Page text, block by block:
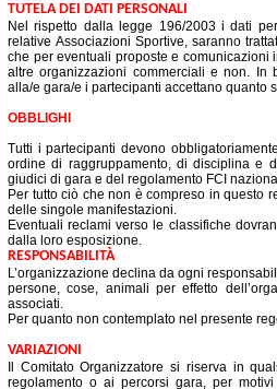
TUTELA DEI DATI PERSONALI
Nel rispetto dalla legge 196/2003 i dati
relative Associazioni Sportive, saranno
che per eventuali proposte e comunicazioni
altre organizzazioni commerciali e non. In
alla/e gara/e i partecipanti accettano quanto
OBBLIGHI
Tutti i partecipanti devono
ordine di raggruppamento, di disciplina e
giudici di gara e del regolamento FCI
Per tutto ciò che non è compreso in questo
delle singole manifestazioni.
Eventuali reclami verso le classifiche
dalla loro esposizione.
RESPONSABILITÀ
L’organizzazione declina da ogni
persone, cose, animali per effetto
associati.
Per quanto non contemplato nel presente
VARIAZIONI
Il Comitato Organizzatore si riserva in
regolamento o ai percorsi gara, per